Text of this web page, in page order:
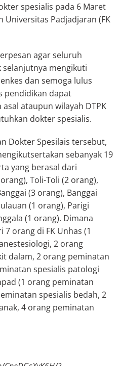
spesialis pada 6 Maret
Universitas Padjadjaran (FK
agar seluruh
mengikuti
dan semoga lulus
pendidikan dapat
ataupun wilayah DTPK
dokter spesialis.
Dokter Spesilais tersebut,
sebanyak 19
yang berasal dari
Toli-Toli (2 orang),
(3 orang), Banggai
(1 orang), Parigi
(1 orang). Dimana
orang di FK Unhas (1
2 orang
dalam, 2 orang peminatan
spesialis patologi
(1 orang peminatan
spesialis bedah, 2
4 orang peminatan